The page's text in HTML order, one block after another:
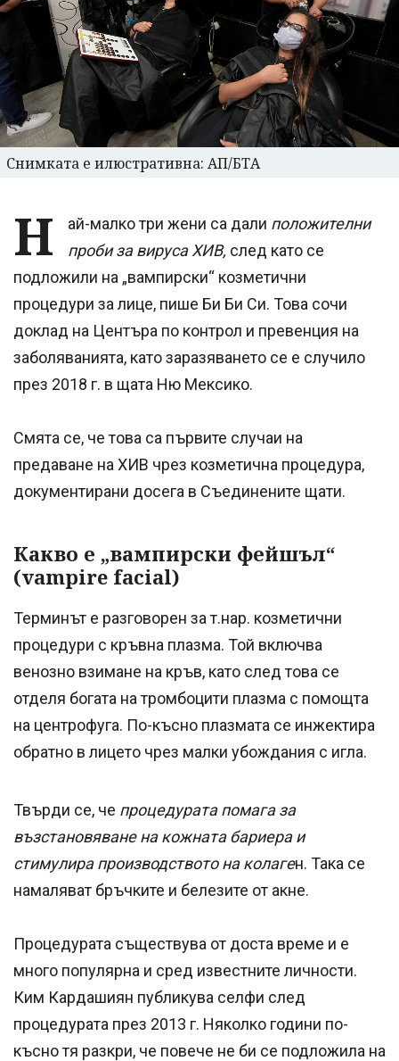
Снимката е илюстративна: АП/БТА
Н ай-малко три жени са дали положителни
проби за вируса ХИВ, след като се
подложили на „вампирски“ козметични
процедури за лице, пише Би Би Си. Това сочи
доклад на Центъра по контрол и превенция на
заболяванията, като заразяването се е случило
през 2018 г. в щата Ню Мексико.
Смята се, че това са първите случаи на
предаване на ХИВ чрез козметична процедура,
документирани досега в Съединените щати.
Какво е „вампирски фейшъл“
(vampire facial)
Терминът е разговорен за т.нар. козметични
процедури с кръвна плазма. Той включва
венозно взимане на кръв, като след това се
отделя богата на тромбоцити плазма с помощта
на центрофуга. По-късно плазмата се инжектира
обратно в лицето чрез малки убождания с игла.
Твърди се, че процедурата помага за
възстановяване на кожната бариера и
стимулира производството на колаген. Така се
намаляват бръчките и белезите от акне.
Процедурата съществува от доста време и е
много популярна и сред известните личности.
Ким Кардашиян публикува селфи след
процедурата през 2013 г. Няколко години по-
късно тя разкри, че повече не би се подложила на